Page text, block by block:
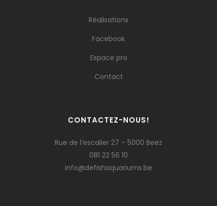
Réalisations
Facebook
Espace pro
Contact
CONTACTEZ-NOUS!
Rue de l’escalier 27 – 5000 Beez
081 22 56 10
info@defishaquariums.be